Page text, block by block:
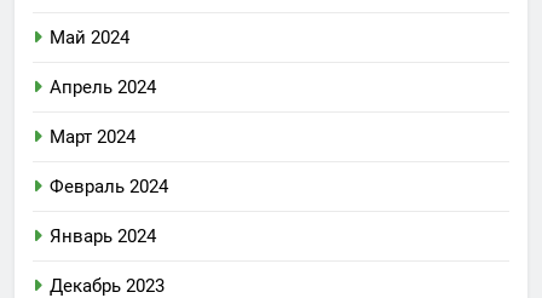
Май 2024
Апрель 2024
Март 2024
Февраль 2024
Январь 2024
Декабрь 2023